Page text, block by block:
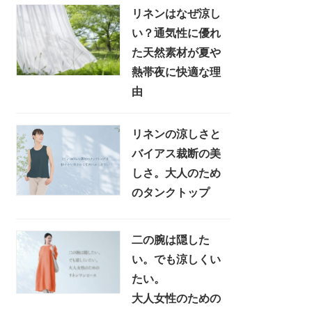
リネンはなぜ涼し
い？通気性に優れ
た天然素材が夏や
熱帯夜に快適な理
由
リネンの涼しさと
バイアス裁断の美
しさ。大人のため
のタンクトップ
二の腕は隠した
い。でも涼しくい
たい。
大人女性のための